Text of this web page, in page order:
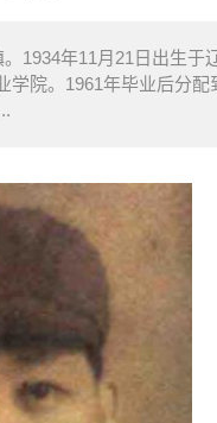
年11月21日出生于
院。1961年毕业后分